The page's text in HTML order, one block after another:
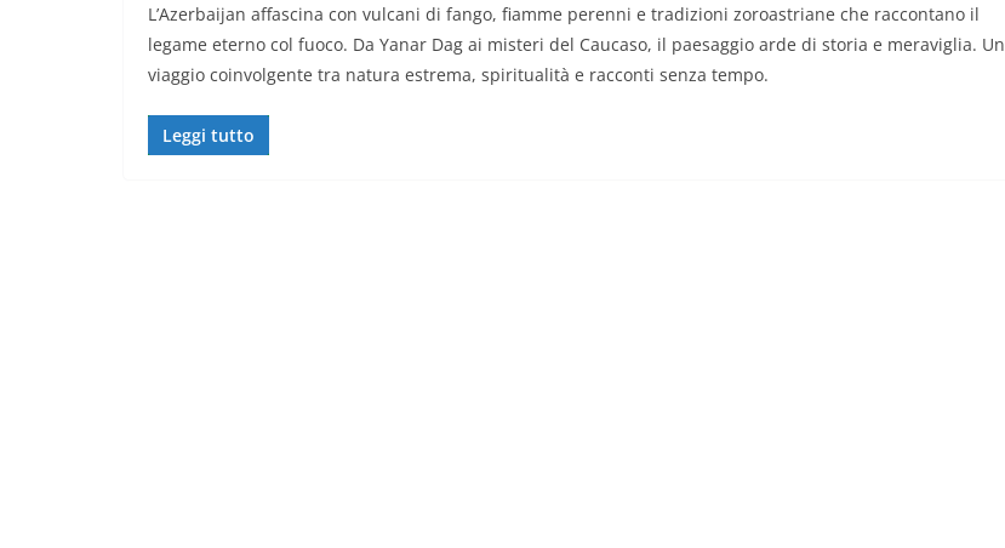
L’Azerbaijan affascina con vulcani di fango, fiamme perenni e tradizioni zoroastriane che raccontano il
legame eterno col fuoco. Da Yanar Dag ai misteri del Caucaso, il paesaggio arde di storia e meraviglia. Un
viaggio coinvolgente tra natura estrema, spiritualità e racconti senza tempo.
Leggi tutto